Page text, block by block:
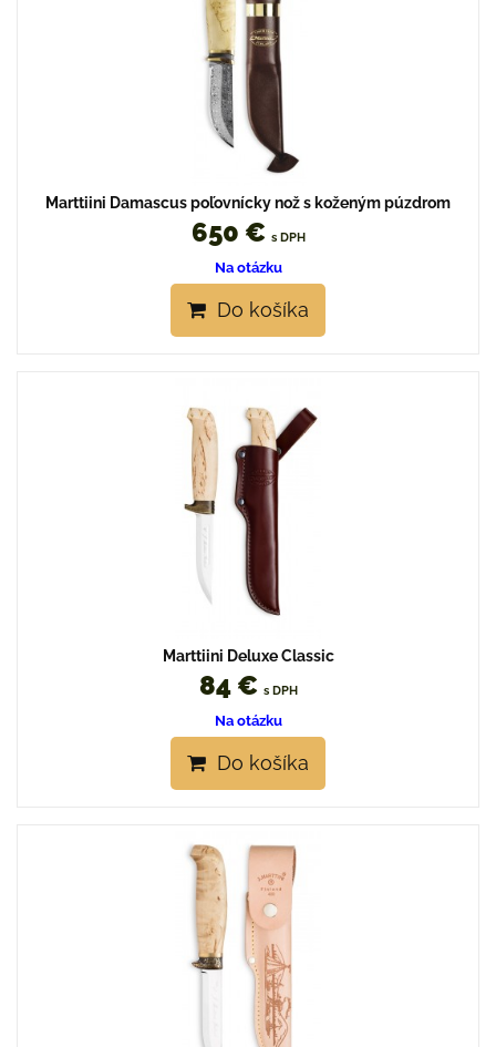
Marttiini Damascus poľovnícky nož s koženým púzdrom
650 € s DPH
Na otázku
Do košíka
Marttiini Deluxe Classic
84 € s DPH
Na otázku
Do košíka